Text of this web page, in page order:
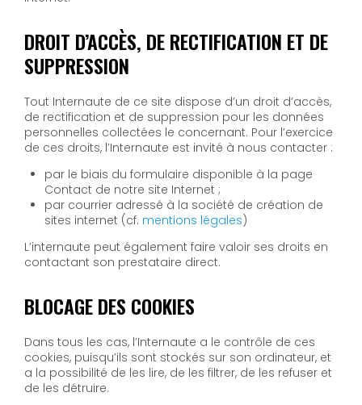
DROIT D’ACCÈS, DE RECTIFICATION ET DE
SUPPRESSION
Tout Internaute de ce site dispose d’un droit d’accès,
de rectification et de suppression pour les données
personnelles collectées le concernant. Pour l’exercice
de ces droits, l’Internaute est invité à nous contacter :
par le biais du formulaire disponible à la page
Contact de notre site Internet ;
par courrier adressé à la société de création de
sites internet (cf. mentions légales)
L’internaute peut également faire valoir ses droits en
contactant son prestataire direct.
BLOCAGE DES COOKIES
Dans tous les cas, l’Internaute a le contrôle de ces
cookies, puisqu’ils sont stockés sur son ordinateur, et
a la possibilité de les lire, de les filtrer, de les refuser et
de les détruire.